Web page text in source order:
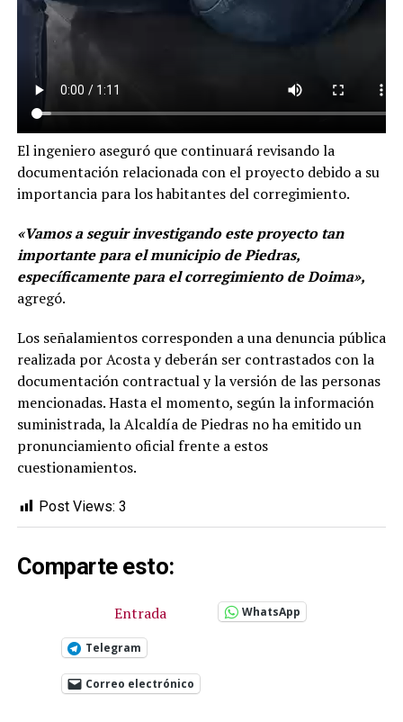
El ingeniero aseguró que continuará revisando la
documentación relacionada con el proyecto debido a su
importancia para los habitantes del corregimiento.
«Vamos a seguir investigando este proyecto tan
importante para el municipio de Piedras,
específicamente para el corregimiento de Doima»,
agregó.
Los señalamientos corresponden a una denuncia pública
realizada por Acosta y deberán ser contrastados con la
documentación contractual y la versión de las personas
mencionadas. Hasta el momento, según la información
suministrada, la Alcaldía de Piedras no ha emitido un
pronunciamiento oficial frente a estos
cuestionamientos.
Post Views: 3
Comparte esto:
Entrada WhatsApp
Telegram
Correo electrónico